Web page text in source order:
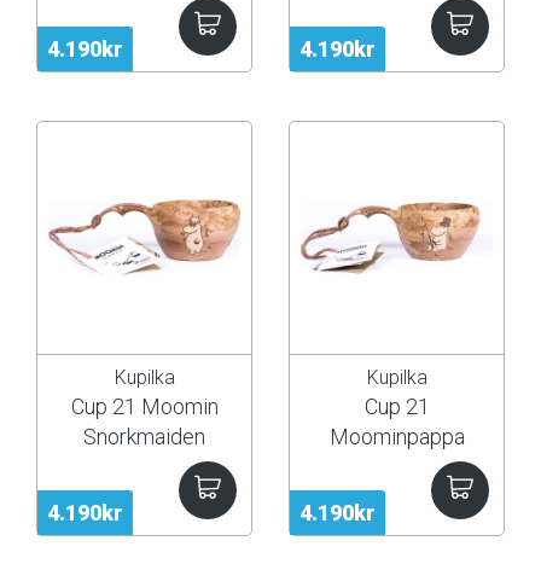
4.190kr 4.190kr
4.190kr
Kupilka
Cup 21 Moomin
Snorkmaiden
4.190kr
Kupilka
Cup 21
Moominpappa